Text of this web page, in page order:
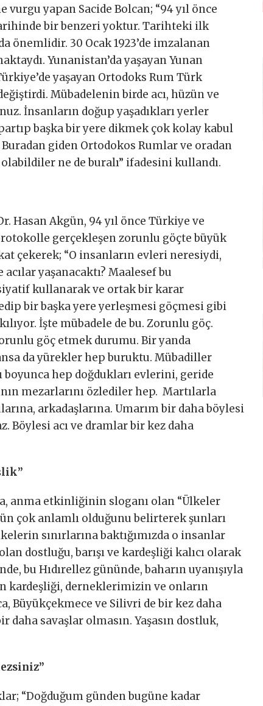
yapan Sacide Bolcan; “94 yıl önce
bir benzeri yoktur. Tarihteki ilk
önemlidir. 30 Ocak 1923’de imzalanan
Yunanistan’da yaşayan Yunan
yaşayan Ortodoks Rum Türk
Mübadelenin birde acı, hüzün ve
İnsanların doğup yaşadıkları yerler
başka bir yere dikmek çok kolay kabul
giden Ortodokos Rumlar ve oradan
ne de buralı” ifadesini kullandı.
Hasan Akgün, 94 yıl önce Türkiye ve
gerçekleşen zorunlu göçte büyük
çekerek; “O insanların evleri neresiydi,
yaşanacaktı? Maalesef bu
kullanarak ve ortak bir karar
bir başka yere yerleşmesi göçmesi gibi
İşte mübadele de bu. Zorunlu göç.
göç etmek durumu. Bir yanda
da yürekler hep buruktu. Mübadiller
boyunca hep doğdukları evlerini, geride
mezarlarını özlediler hep. Martılarla
arkadaşlarına. Umarım bir daha böylesi
Böylesi acı ve dramlar bir kez daha
anma etkinliğinin sloganı olan “Ülkeler
çok anlamlı olduğunu belirterek şunları
sınırlarına baktığımızda o insanlar
dostluğu, barışı ve kardeşliği kalıcı olarak
bu Hıdırellez gününde, baharın uyanışıyla
kardeşliği, derneklerimizin ve onların
Büyükçekmece ve Silivri de bir kez daha
daha savaşlar olmasın. Yaşasın dostluk,
“Doğduğum günden bugüne kadar